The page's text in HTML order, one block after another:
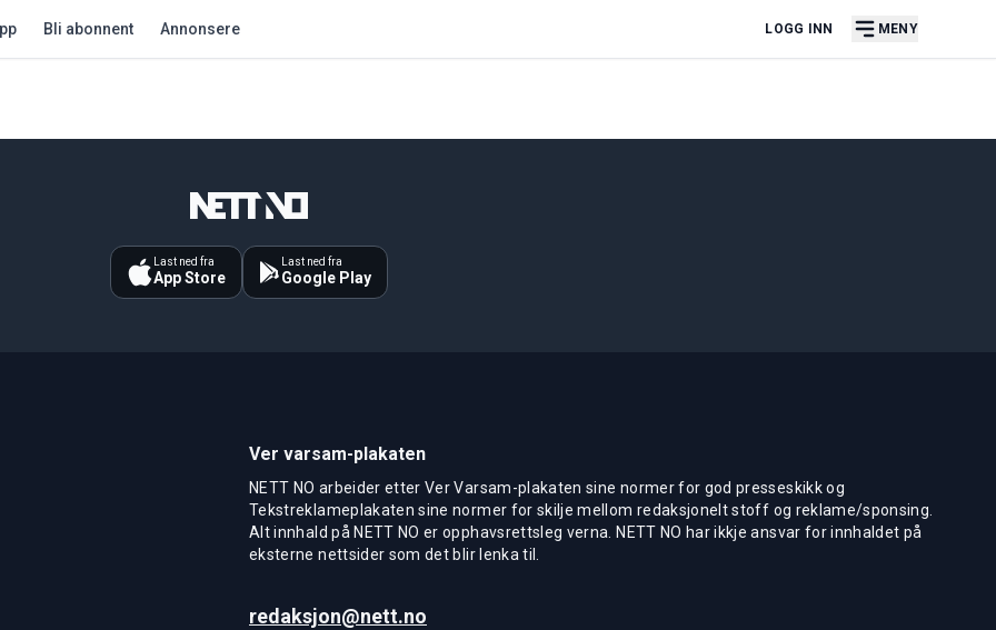
Bli abonnent Annonsere LOGG INN MENY
Last ned fra
App Store
Last ned fra
Google Play
Ver varsam-plakaten
NETT NO arbeider etter Ver Varsam-plakaten sine normer for god presseskikk og
Tekstreklameplakaten sine normer for skilje mellom redaksjonelt stoff og reklame/sponsing.
Alt innhald på NETT NO er opphavsrettsleg verna. NETT NO har ikkje ansvar for innhaldet på
eksterne nettsider som det blir lenka til.
redaksjon@nett.no